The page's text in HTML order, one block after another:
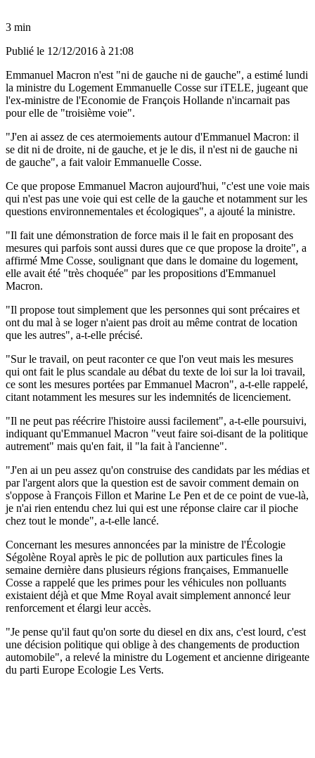
3 min
Publié le 12/12/2016 à 21:08
Emmanuel Macron n'est "ni de gauche ni de gauche", a estimé lundi
la ministre du Logement Emmanuelle Cosse sur iTELE, jugeant que
l'ex-ministre de l'Economie de François Hollande n'incarnait pas
pour elle de "troisième voie".
"J'en ai assez de ces atermoiements autour d'Emmanuel Macron: il
se dit ni de droite, ni de gauche, et je le dis, il n'est ni de gauche ni
de gauche", a fait valoir Emmanuelle Cosse.
Ce que propose Emmanuel Macron aujourd'hui, "c'est une voie mais
qui n'est pas une voie qui est celle de la gauche et notamment sur les
questions environnementales et écologiques", a ajouté la ministre.
"Il fait une démonstration de force mais il le fait en proposant des
mesures qui parfois sont aussi dures que ce que propose la droite", a
affirmé Mme Cosse, soulignant que dans le domaine du logement,
elle avait été "très choquée" par les propositions d'Emmanuel
Macron.
"Il propose tout simplement que les personnes qui sont précaires et
ont du mal à se loger n'aient pas droit au même contrat de location
que les autres", a-t-elle précisé.
"Sur le travail, on peut raconter ce que l'on veut mais les mesures
qui ont fait le plus scandale au débat du texte de loi sur la loi travail,
ce sont les mesures portées par Emmanuel Macron", a-t-elle rappelé,
citant notamment les mesures sur les indemnités de licenciement.
"Il ne peut pas réécrire l'histoire aussi facilement", a-t-elle poursuivi,
indiquant qu'Emmanuel Macron "veut faire soi-disant de la politique
autrement" mais qu'en fait, il "la fait à l'ancienne".
"J'en ai un peu assez qu'on construise des candidats par les médias et
par l'argent alors que la question est de savoir comment demain on
s'oppose à François Fillon et Marine Le Pen et de ce point de vue-là,
je n'ai rien entendu chez lui qui est une réponse claire car il pioche
chez tout le monde", a-t-elle lancé.
Concernant les mesures annoncées par la ministre de l'Écologie
Ségolène Royal après le pic de pollution aux particules fines la
semaine dernière dans plusieurs régions françaises, Emmanuelle
Cosse a rappelé que les primes pour les véhicules non polluants
existaient déjà et que Mme Royal avait simplement annoncé leur
renforcement et élargi leur accès.
"Je pense qu'il faut qu'on sorte du diesel en dix ans, c'est lourd, c'est
une décision politique qui oblige à des changements de production
automobile", a relevé la ministre du Logement et ancienne dirigeante
du parti Europe Ecologie Les Verts.